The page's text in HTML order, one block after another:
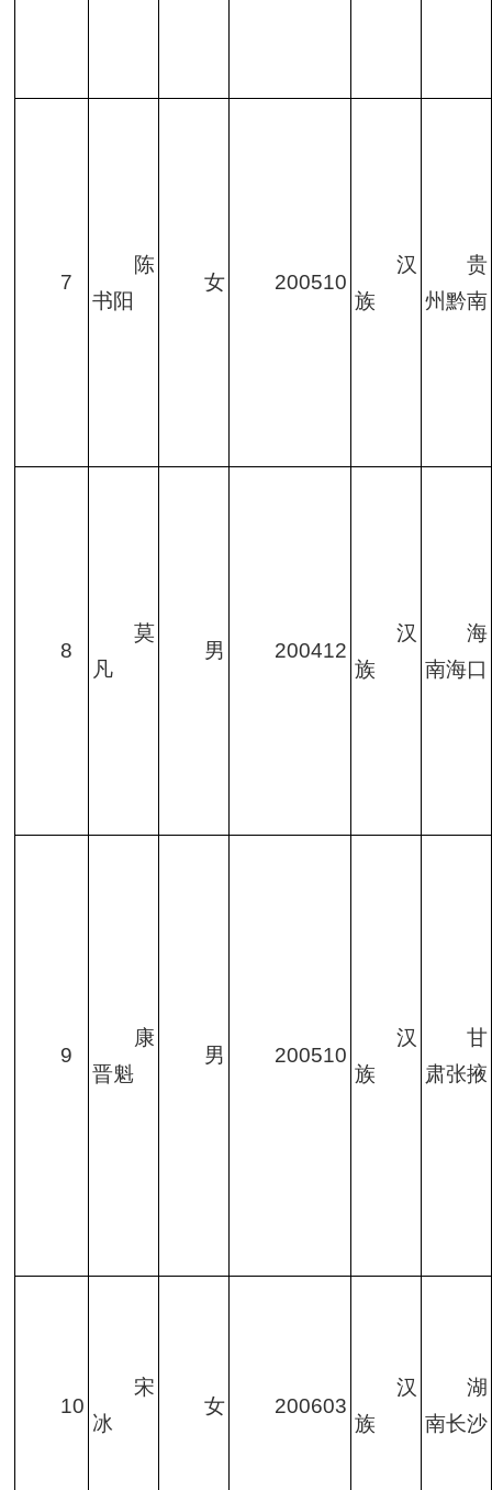
7
陈
书阳
女 200510
汉
族
贵
州黔南
8
莫
凡
男 200412
汉
族
海
南海口
9
康
晋魁
男 200510
汉
族
甘
肃张掖
10
宋
冰
女 200603
汉
族
湖
南长沙